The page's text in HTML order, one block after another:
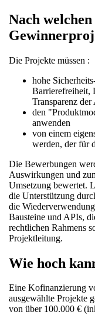
Nach
Die Projekte müssen :
hohe
Barrierefreiheit,
Transparenz
den
anwenden
von einem
werden, der für
Die Bewerbungen
Auswirkungen und
Umsetzung bewertet.
die Unterstützung
die
Bausteine und APIs,
rechtlichen Rahmens
Projektleitung.
Wie hoch
Eine Kofinanzierung
ausgewählte Projekte
von über 100.000 €